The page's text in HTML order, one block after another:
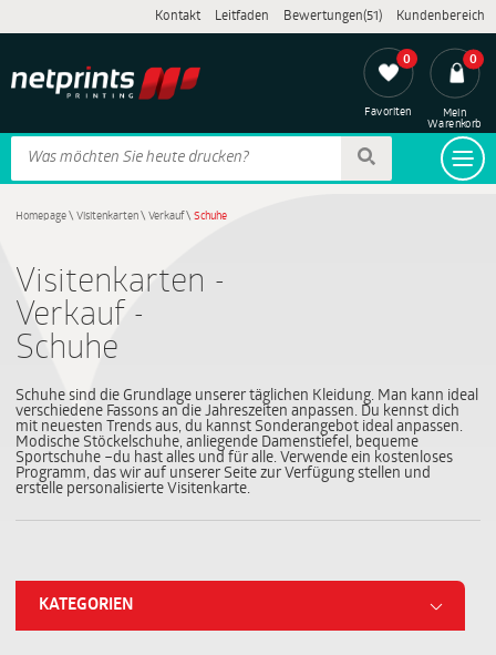
Kontakt Leitfaden Bewertungen(51) Kundenbereich
0
Favoriten
0
Mein
Warenkorb
Homepage\ Visitenkarten\ Verkauf\ Schuhe
Visitenkarten -
Verkauf -
Schuhe
Schuhe sind die Grundlage unserer täglichen Kleidung. Man kann ideal
verschiedene Fassons an die Jahreszeiten anpassen. Du kennst dich
mit neuesten Trends aus, du kannst Sonderangebot ideal anpassen.
Modische Stöckelschuhe, anliegende Damenstiefel, bequeme
Sportschuhe –du hast alles und für alle. Verwende ein kostenloses
Programm, das wir auf unserer Seite zur Verfügung stellen und
erstelle personalisierte Visitenkarte.
KATEGORIEN